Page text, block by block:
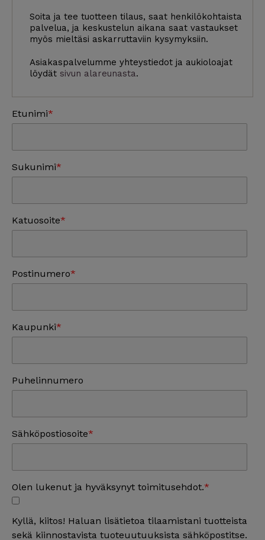
Soita ja tee tuotteen tilaus, saat henkilökohtaista
palvelua, ja keskustelun aikana saat vastaukset
myös mieltäsi askarruttaviin kysymyksiin.
Asiakaspalvelumme yhteystiedot ja aukioloajat
löydät sivun alareunasta.
Etunimi
Sukunimi
Katuosoite
Postinumero
Kaupunki
Puhelinnumero
Sähköpostiosoite
Olen lukenut ja hyväksynyt toimitusehdot.
Kyllä, kiitos! Haluan lisätietoa tilaamistani tuotteista
sekä kiinnostavista tuoteuutuuksista sähköpostitse.